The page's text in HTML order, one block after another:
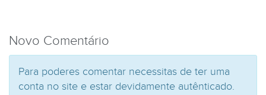
Novo Comentário
Para poderes comentar necessitas de ter uma
conta no site e estar devidamente autênticado.